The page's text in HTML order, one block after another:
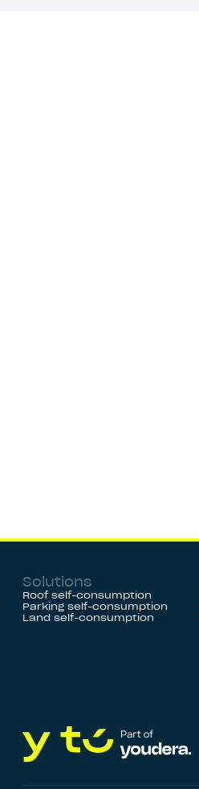
Solutions
Roof self-consumption
Parking self-consumption
Land self-consumption